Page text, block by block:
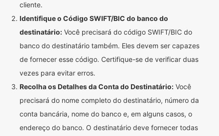
cliente.
Identifique o Código SWIFT/BIC do banco do
destinatário: Você precisará do código SWIFT/BIC do
banco do destinatário também. Eles devem ser capazes
de fornecer esse código. Certifique-se de verificar duas
vezes para evitar erros.
Recolha os Detalhes da Conta do Destinatário: Você
precisará do nome completo do destinatário, número da
conta bancária, nome do banco e, em alguns casos, o
endereço do banco. O destinatário deve fornecer todas